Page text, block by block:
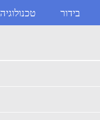
בידור טכנולוגיה